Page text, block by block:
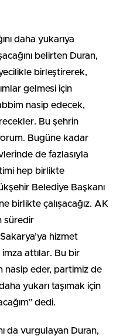
daha yukarıya
belirten Duran,
birleştirerek,
gelmesi için
nasip edecek,
Bu şehrin
Bugüne kadar
de fazlasıyla
hep birlikte
Belediye Başkanı
birlikte çalışacağız. AK
süredir
hizmet
attılar. Bu bir
nasip eder, partimiz de
yukarı taşımak için
dedi.
da vurgulayan Duran,